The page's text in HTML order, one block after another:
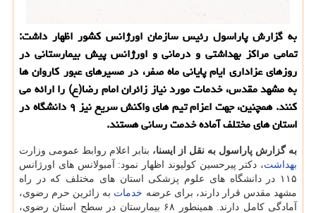
به گزارش پاراسول رئیس سازمان اورژانس كشور اظهار داشت:
تمامی مراكز بهداشتی و درمانی و اورژانس پیش بیمارستانی در
روزهای عزاداری ایام پایانی ماه صفر، در مسیرهای عبور كاروان ها
به مشهد مقدس، خدمات مورد نیاز زائران امام رضا(ع) را ارائه می
كنند. همچنین، جهت اعزام تیم های واكنش سریع نیز ۹ دانشگاه در
استان های مختلف آماده خدمت رسانی هستند.
به گزارش پاراسول به نقل از ایسنا، بنابر اعلام روابط عمومی وزارت
بهداشت، دكتر پیرحسین كولیوند اظهار نمود: آمبولانس های اورژانس
۱۱۵ در دانشگاه های علوم پزشكی استان های مختلف كه در راه
مشهد مقدس قرار دارند، برای عرضه خدمات به زائرین حرم رضوی،
آمادگی كامل دارند. همینطور ۶۸ بیمارستان در سطح استان رضوی،